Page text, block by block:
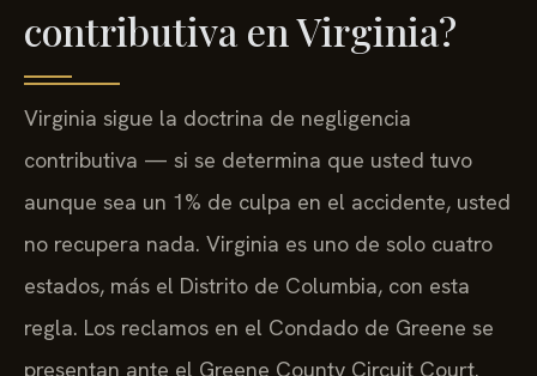
contributiva en Virginia?
Virginia sigue la doctrina de negligencia
contributiva — si se determina que usted tuvo
aunque sea un 1% de culpa en el accidente, usted
no recupera nada. Virginia es uno de solo cuatro
estados, más el Distrito de Columbia, con esta
regla. Los reclamos en el Condado de Greene se
presentan ante el Greene County Circuit Court.